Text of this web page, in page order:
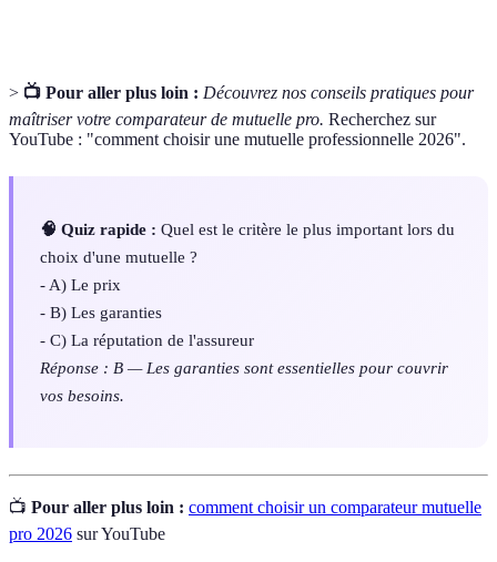
> 📺 Pour aller plus loin : Découvrez nos conseils pratiques pour
maîtriser votre comparateur de mutuelle pro. Recherchez sur
YouTube : "comment choisir une mutuelle professionnelle 2026".
🧠 Quiz rapide : Quel est le critère le plus important lors du
choix d'une mutuelle ?
- A) Le prix
- B) Les garanties
- C) La réputation de l'assureur
Réponse : B — Les garanties sont essentielles pour couvrir
vos besoins.
📺 Pour aller plus loin : comment choisir un comparateur mutuelle
pro 2026 sur YouTube